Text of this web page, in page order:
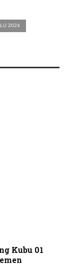
2024
Kubu 01